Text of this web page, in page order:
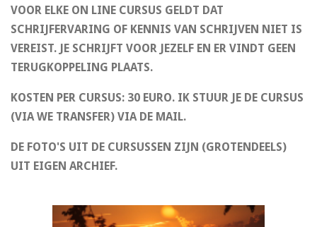
VOOR ELKE ON LINE CURSUS GELDT DAT
SCHRIJFERVARING OF KENNIS VAN SCHRIJVEN NIET IS
VEREIST. JE SCHRIJFT VOOR JEZELF EN ER VINDT GEEN
TERUGKOPPELING PLAATS.
KOSTEN PER CURSUS: 30 EURO. IK STUUR JE DE CURSUS
(VIA WE TRANSFER) VIA DE MAIL.
DE FOTO'S UIT DE CURSUSSEN ZIJN (GROTENDEELS)
UIT EIGEN ARCHIEF.